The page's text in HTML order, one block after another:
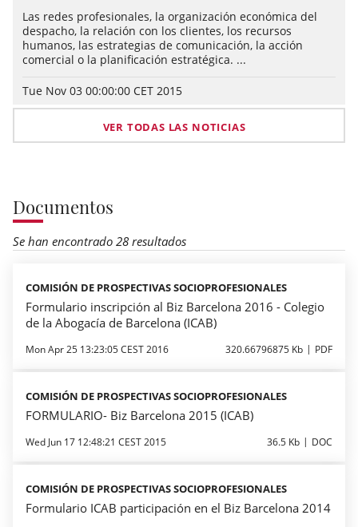
Las redes profesionales, la organización económica del
despacho, la relación con los clientes, los recursos
humanos, las estrategias de comunicación, la acción
comercial o la planificación estratégica. ...
Tue Nov 03 00:00:00 CET 2015
VER TODAS LAS NOTICIAS
Documentos
Se han encontrado 28 resultados
COMISIÓN DE PROSPECTIVAS SOCIOPROFESIONALES
Formulario inscripción al Biz Barcelona 2016 - Colegio
de la Abogacía de Barcelona (ICAB)
Mon Apr 25 13:23:05 CEST 2016 320.66796875 Kb PDF
COMISIÓN DE PROSPECTIVAS SOCIOPROFESIONALES
FORMULARIO- Biz Barcelona 2015 (ICAB)
Wed Jun 17 12:48:21 CEST 2015 36.5 Kb DOC
COMISIÓN DE PROSPECTIVAS SOCIOPROFESIONALES
Formulario ICAB participación en el Biz Barcelona 2014